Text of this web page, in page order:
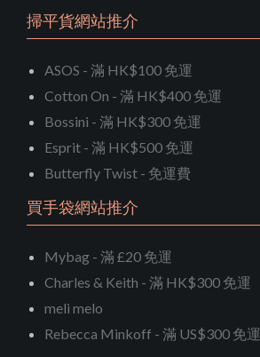
掃平貨網站推介
ASOS - 滿 HK$100 免運
Cotton On - 滿 HK$400 免運
Bossini - 滿 HK$300 免運
Esprit - 滿 HK$500 免運
Butterfly Twist - 免運費
買手袋網站推介
Mybag - 滿 £20 免運
Charles & Keith - 滿 HK$300 免運
meli melo
Rebecca Minkoff - 滿 US$300 免運